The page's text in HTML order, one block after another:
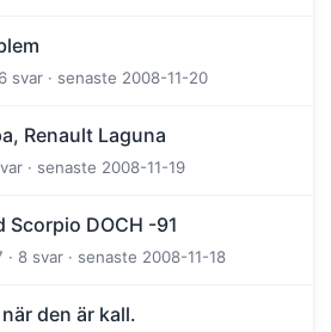
svar · senaste 2008-11-20
Renault Laguna
· senaste 2008-11-19
Scorpio DOCH -91
8 svar · senaste 2008-11-18
den är kall.